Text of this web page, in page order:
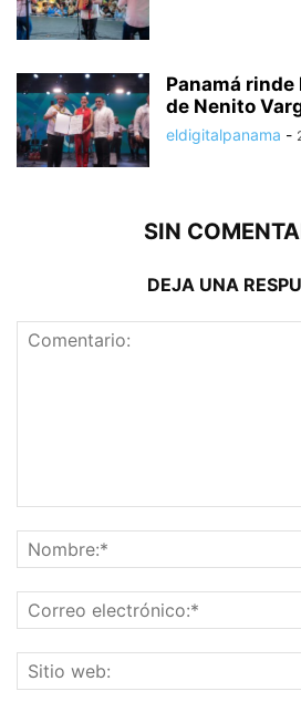
Panamá
de Nenito
eldigitalpanama -
SIN
DEJA UNA